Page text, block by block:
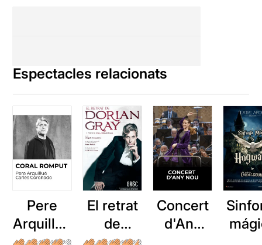
Espectacles relacionats
Pere
Arquillué
El retrat
de
Concert
d'Any